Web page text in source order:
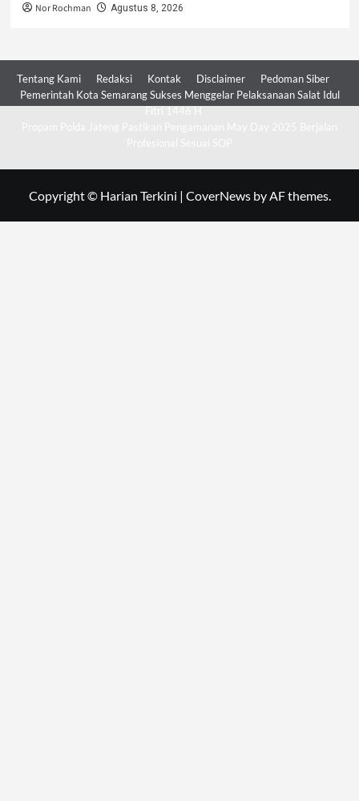
Nor Rochman Agustus 8, 2026
Tentang Kami Redaksi Kontak Disclaimer
Pedoman Siber
Pemerintah Kota Semarang Sukses Menggelar Pelaksanaan Salat Idul
Copyright © Harian Terkini | CoverNewsby AF themes.